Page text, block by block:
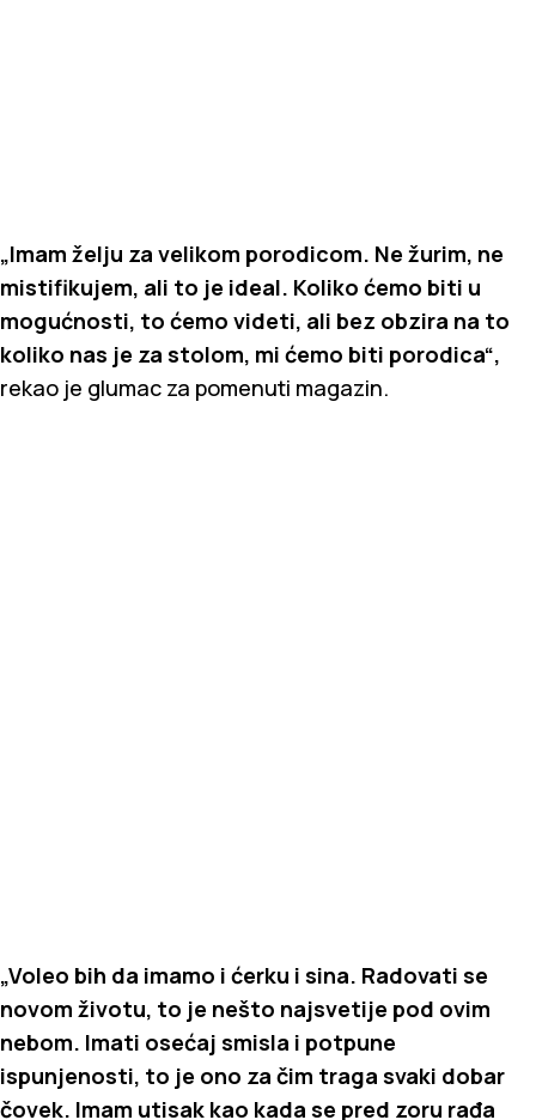
„Imam želju za velikom porodicom. Ne žurim, ne
mistifikujem, ali to je ideal. Koliko ćemo biti u
mogućnosti, to ćemo videti, ali bez obzira na to
koliko nas je za stolom, mi ćemo biti porodica“,
rekao je glumac za pomenuti magazin.
„Voleo bih da imamo i ćerku i sina. Radovati se
novom životu, to je nešto najsvetije pod ovim
nebom. Imati osećaj smisla i potpune
ispunjenosti, to je ono za čim traga svaki dobar
čovek. Imam utisak kao kada se pred zoru rađa